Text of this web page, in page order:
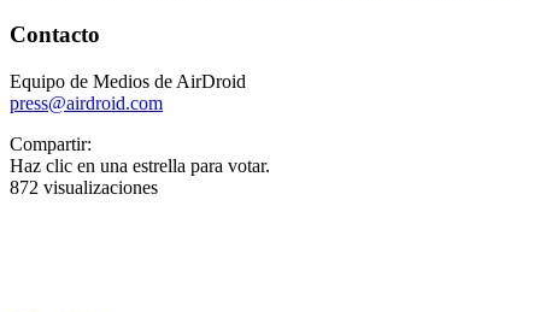
Contacto
Equipo de Medios de AirDroid
press@airdroid.com
Compartir:
Haz clic en una estrella para votar.
872 visualizaciones